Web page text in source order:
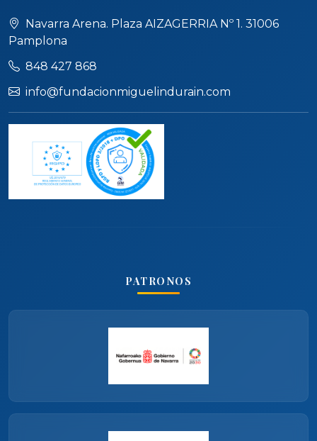
Navarra Arena. Plaza AIZAGERRIA Nº 1. 31006
Pamplona
848 427 868
info@fundacionmiguelindurain.com
PATRONOS